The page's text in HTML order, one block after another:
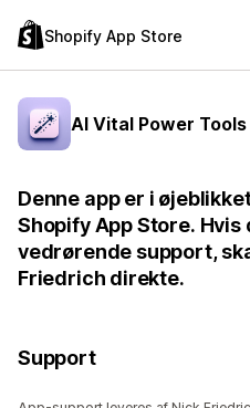
Shopify App Store
AI Vital Power Tools
Denne app er i
Shopify App Store.
vedrørende support,
Friedrich direkte.
Support